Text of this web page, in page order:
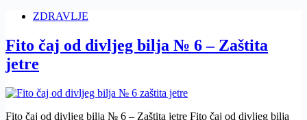
ZDRAVLJE
Fito čaj od divljeg bilja № 6 – Zaštita
jetre
Fito čaj od divljeg bilja № 6 – Zaštita jetre Fito čaj od divljeg bilja